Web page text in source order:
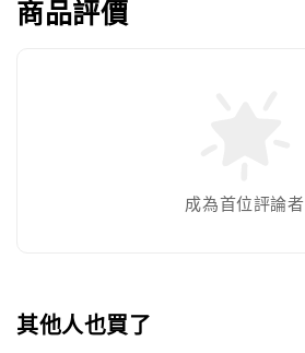
商品評價
成為首位評論者
其他人也買了